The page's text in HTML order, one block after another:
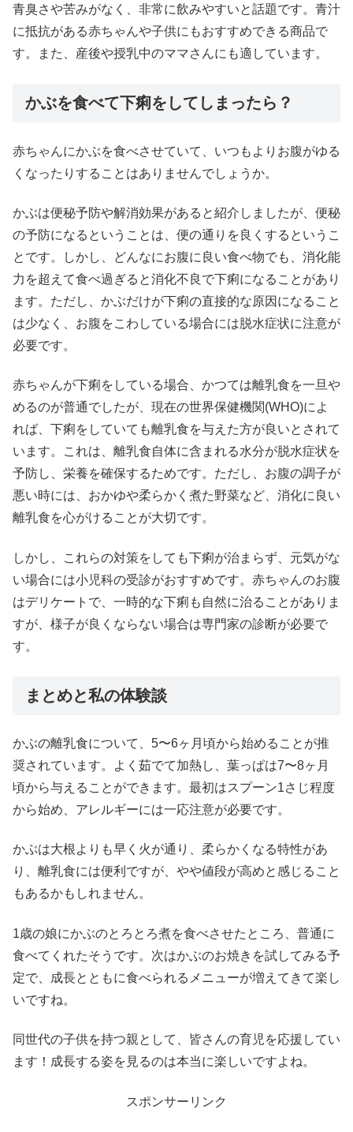
青臭さや苦みがなく、非常に飲みやすいと話題です。青汁
に抵抗がある赤ちゃんや子供にもおすすめできる商品で
す。また、産後や授乳中のママさんにも適しています。
かぶを食べて下痢をしてしまったら？
赤ちゃんにかぶを食べさせていて、いつもよりお腹がゆる
くなったりすることはありませんでしょうか。
かぶは便秘予防や解消効果があると紹介しましたが、便秘
の予防になるということは、便の通りを良くするというこ
とです。しかし、どんなにお腹に良い食べ物でも、消化能
力を超えて食べ過ぎると消化不良で下痢になることがあり
ます。ただし、かぶだけが下痢の直接的な原因になること
は少なく、お腹をこわしている場合には脱水症状に注意が
必要です。
赤ちゃんが下痢をしている場合、かつては離乳食を一旦や
めるのが普通でしたが、現在の世界保健機関(WHO)によ
れば、下痢をしていても離乳食を与えた方が良いとされて
います。これは、離乳食自体に含まれる水分が脱水症状を
予防し、栄養を確保するためです。ただし、お腹の調子が
悪い時には、おかゆや柔らかく煮た野菜など、消化に良い
離乳食を心がけることが大切です。
しかし、これらの対策をしても下痢が治まらず、元気がな
い場合には小児科の受診がおすすめです。赤ちゃんのお腹
はデリケートで、一時的な下痢も自然に治ることがありま
すが、様子が良くならない場合は専門家の診断が必要で
す。
まとめと私の体験談
かぶの離乳食について、5〜6ヶ月頃から始めることが推
奨されています。よく茹でて加熱し、葉っぱは7〜8ヶ月
頃から与えることができます。最初はスプーン1さじ程度
から始め、アレルギーには一応注意が必要です。
かぶは大根よりも早く火が通り、柔らかくなる特性があ
り、離乳食には便利ですが、やや値段が高めと感じること
もあるかもしれません。
1歳の娘にかぶのとろとろ煮を食べさせたところ、普通に
食べてくれたそうです。次はかぶのお焼きを試してみる予
定で、成長とともに食べられるメニューが増えてきて楽し
いですね。
同世代の子供を持つ親として、皆さんの育児を応援してい
ます！成長する姿を見るのは本当に楽しいですよね。
スポンサーリンク